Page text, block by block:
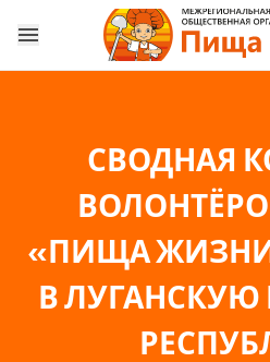
СВОДНАЯ
«ПИЩА
В